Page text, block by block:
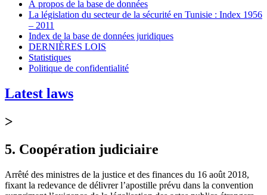
À propos de la base de données
La législation du secteur de la sécurité en Tunisie : Index 1956
– 2011
Index de la base de données juridiques
DERNIÈRES LOIS
Statistiques
Politique de confidentialité
Latest laws
>
5. Coopération judiciaire
Arrêté des ministres de la justice et des finances du 16 août 2018,
fixant la redevance de délivrer l’apostille prévu dans la convention